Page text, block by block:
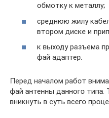
обмотку к металлу;
среднюю жилу
втором диске и
к выходу разъема
фай адаптер.
Перед началом работ
фай антенны данного
вникнуть в суть всего